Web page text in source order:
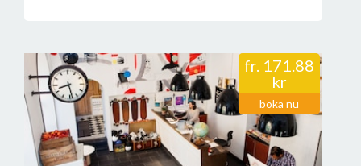
fr. 171.88
kr
boka nu